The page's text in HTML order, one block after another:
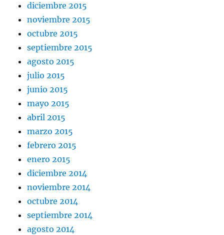
diciembre 2015
noviembre 2015
octubre 2015
septiembre 2015
agosto 2015
julio 2015
junio 2015
mayo 2015
abril 2015
marzo 2015
febrero 2015
enero 2015
diciembre 2014
noviembre 2014
octubre 2014
septiembre 2014
agosto 2014